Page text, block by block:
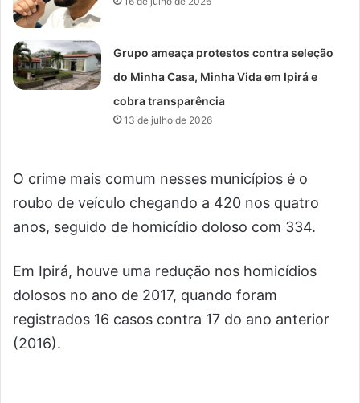
Grupo ameaça protestos contra seleção
do Minha Casa, Minha Vida em Ipirá e
cobra transparência
13 de julho de 2026
O crime mais comum nesses municípios é o
roubo de veículo chegando a 420 nos quatro
anos, seguido de homicídio doloso com 334.
Em Ipirá, houve uma redução nos homicídios
dolosos no ano de 2017, quando foram
registrados 16 casos contra 17 do ano anterior
(2016).